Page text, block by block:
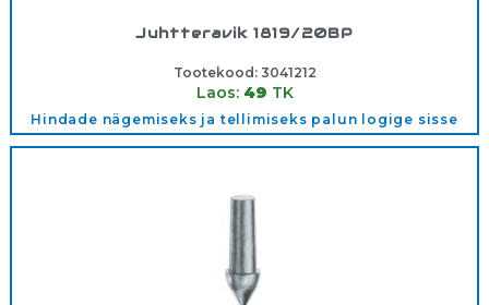
Juhtteravik 1819/20BP
Tootekood: 3041212
Laos: 49 TK
Hindade nägemiseks ja tellimiseks palun logige sisse